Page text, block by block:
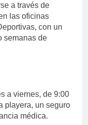
a través de
las oficinas
con un
semanas de
a viernes, de 9:00
playera, un seguro
médica.